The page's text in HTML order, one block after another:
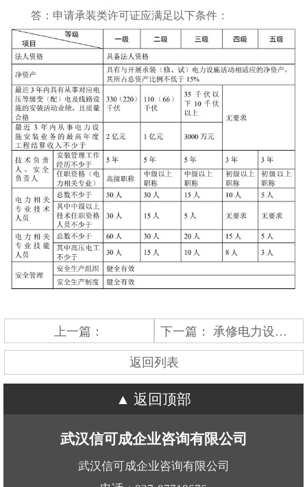
答：申请承装类许可证应满足以下条件：
上一篇： 下一篇： 承修电力设施许可证
返回列表
返回顶部
武汉信可成企业咨询有限公司
武汉信可成企业咨询有限公司